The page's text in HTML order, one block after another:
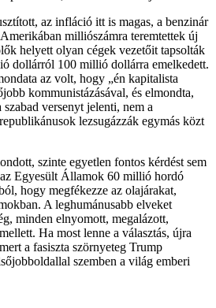
az infláció itt is magas, a benzinár
milliószámra teremtettek új
helyett olyan cégek vezetőit tapsolták
dollárról 100 millió dollárra emelkedett.
az volt, hogy „én kapitalista
kommunistázásával, és elmondta,
versenyt jelenti, nem a
lezsugázzák egymás közt
szinte egyetlen fontos kérdést sem
Egyesült Államok 60 millió hordó
hogy megfékezze az olajárakat,
A leghumánusabb elveket
minden elnyomott, megalázott,
Ha most lenne a választás, újra
a fasiszta szörnyeteg Trump
szemben a világ emberi